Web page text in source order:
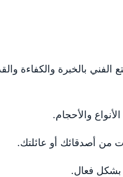
بالخبرة والكفاءة
والأحجام.
من أصدقائك أو عائلتك.
بشكل فعال.